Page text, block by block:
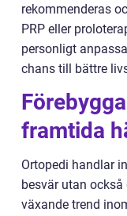
rekommenderas
PRP eller
personligt
chans till bättre
framtida
Ortopedi handlar
besvär utan
växande trend